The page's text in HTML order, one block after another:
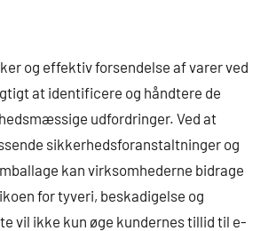
og effektiv forsendelse af varer ved
at identificere og håndtere de
udfordringer. Ved at
sikkerhedsforanstaltninger og
kan virksomhederne bidrage
for tyveri, beskadigelse og
vil ikke kun øge kundernes tillid til e-